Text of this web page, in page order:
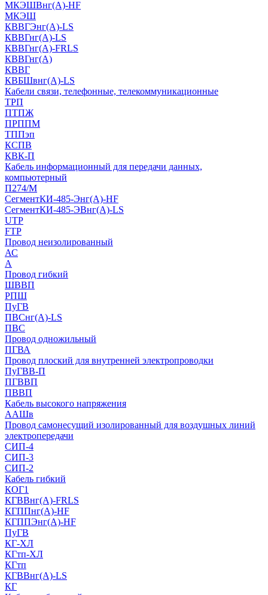
МКЭШВнг(А)-HF
МКЭШ
КВВГЭнг(А)-LS
КВВГнг(А)-LS
КВВГнг(А)-FRLS
КВВГнг(А)
КВВГ
КВБШвнг(А)-LS
Кабели связи, телефонные, телекоммуникационные
ТРП
ПТПЖ
ПРППМ
ТППэп
КСПВ
КВК-П
Кабель информационный для передачи данных,
компьютерный
П274/М
СегментКИ-485-Энг(А)-HF
СегментКИ-485-ЭВнг(А)-LS
UTP
FTP
Провод неизолированный
АС
А
Провод гибкий
ШВВП
РПШ
ПуГВ
ПВСнг(А)-LS
ПВС
Провод одножильный
ПГВА
Провод плоский для внутренней электропроводки
ПуГВВ-П
ПГВВП
ПВВП
Кабель высокого напряжения
ААШв
Провод самонесущий изолированный для воздушных линий
электропередачи
СИП-4
СИП-3
СИП-2
Кабель гибкий
КОГ1
КГВВнг(А)-FRLS
КГППнг(A)-HF
КГППЭнг(A)-HF
ПуГВ
КГ-ХЛ
КГтп-ХЛ
КГтп
КГВВнг(А)-LS
КГ